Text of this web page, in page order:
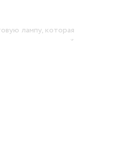
лампу, которая
нажима ногой на
установить
пола -
сантехника,
ручку,